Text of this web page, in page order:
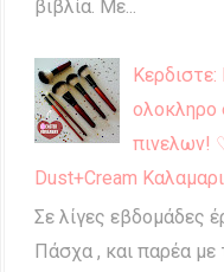
βιβλία. Με...
Κερδιστε:
ολοκληρο
πινελων!
Dust+Cream
Σε λίγες εβδομάδες
Πάσχα , και παρέα με